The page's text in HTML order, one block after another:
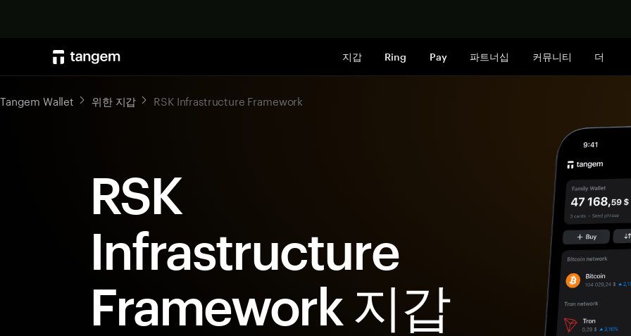
지갑 Ring Pay 파트너십 커뮤니티 더
Tangem Wallet 위한 지갑 RSK Infrastructure Framework
RSK
Infrastructure
Framework 지갑